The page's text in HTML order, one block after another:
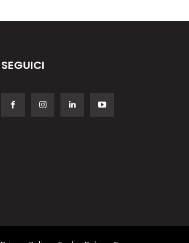
SEGUICI